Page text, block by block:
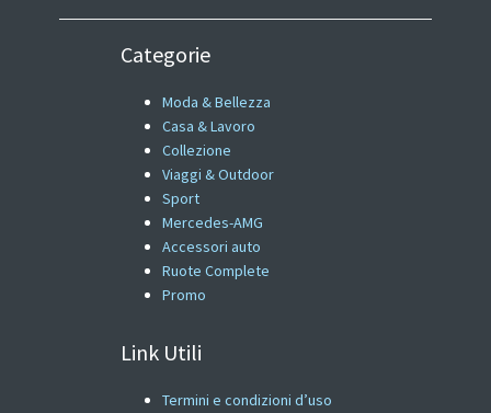
Categorie
Moda & Bellezza
Casa & Lavoro
Collezione
Viaggi & Outdoor
Sport
Mercedes-AMG
Accessori auto
Ruote Complete
Promo
Link Utili
Termini e condizioni d’uso